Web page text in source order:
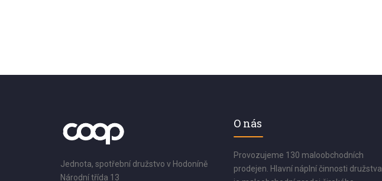
Jednota, spotřební družstvo v Hodoníně
Národní třída 13
O nás
Provozujeme 130 maloobchodních
prodejen. Hlavní náplní činnosti družstva